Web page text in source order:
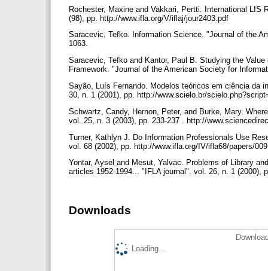
Rochester, Maxine and Vakkari, Pertti. International LIS
(98), pp. http://www.ifla.org/V/iflaj/jour2403.pdf
Saracevic, Tefko. Information Science. "Journal of the
1063.
Saracevic, Tefko and Kantor, Paul B. Studying the
Framework. "Journal of the American Society for
Sayão, Luís Fernando. Modelos teóricos em ciência da
30, n. 1 (2001), pp. http://www.scielo.br/
Schwartz, Candy, Hernon, Peter, and Burke, Mary.
vol. 25, n. 3 (2003), pp. 233-237 . http://
Turner, Kathlyn J. Do Information Professionals Use
vol. 68 (2002), pp. http://www.ifla.org/IV/ifla68/papers/
Yontar, Aysel and Mesut, Yalvac. Problems of Library
articles 1952-1994... "IFLA journal". vol. 26, n. 1 (2000),
Downloads
Loading...